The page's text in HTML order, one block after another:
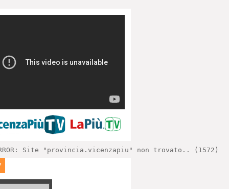
Site "provincia.vicenzapiu" non trovato.. (1572)